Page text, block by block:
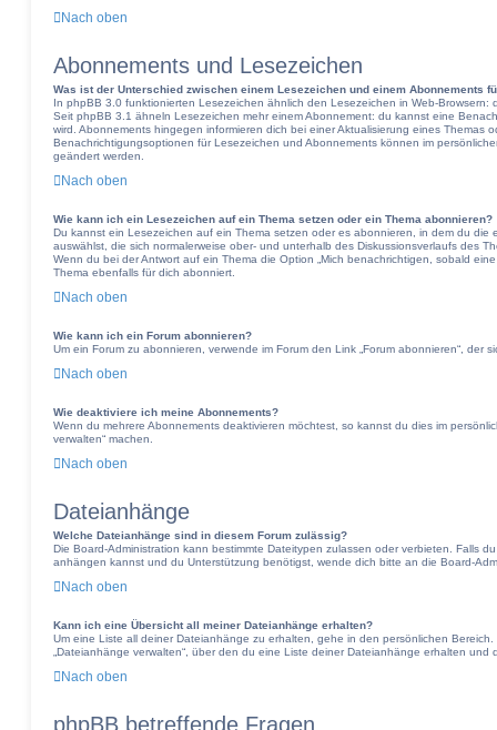
Nach oben
Abonnements und Lesezeichen
Was ist der Unterschied zwischen einem Lesezeichen und einem Abonnements
In phpBB 3.0 funktionierten Lesezeichen ähnlich den Lesezeichen in Web-
Seit phpBB 3.1 ähneln Lesezeichen mehr einem Abonnement: du kannst eine
wird. Abonnements hingegen informieren dich bei einer Aktualisierung eines Themas
Benachrichtigungsoptionen für Lesezeichen und Abonnements können im
geändert werden.
Nach oben
Wie kann ich ein Lesezeichen auf ein Thema setzen oder ein Thema abonnieren?
Du kannst ein Lesezeichen auf ein Thema setzen oder es abonnieren, in dem du die
auswählst, die sich normalerweise ober- und unterhalb des Diskussionsverlaufs des
Wenn du bei der Antwort auf ein Thema die Option „Mich benachrichtigen, sobald
Thema ebenfalls für dich abonniert.
Nach oben
Wie kann ich ein Forum abonnieren?
Um ein Forum zu abonnieren, verwende im Forum den Link „Forum abonnieren“, der
Nach oben
Wie deaktiviere ich meine Abonnements?
Wenn du mehrere Abonnements deaktivieren möchtest, so kannst du dies im
verwalten“ machen.
Nach oben
Dateianhänge
Welche Dateianhänge sind in diesem Forum zulässig?
Die Board-Administration kann bestimmte Dateitypen zulassen oder verbieten. Falls
anhängen kannst und du Unterstützung benötigst, wende dich bitte an die Board-
Nach oben
Kann ich eine Übersicht all meiner Dateianhänge erhalten?
Um eine Liste all deiner Dateianhänge zu erhalten, gehe in den persönlichen Bereich.
„Dateianhänge verwalten“, über den du eine Liste deiner Dateianhänge erhalten und
Nach oben
phpBB betreffende Fragen